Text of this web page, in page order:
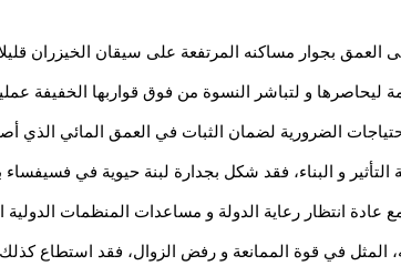
بجوار مساكنه المرتفعة على سيقان الخيزران
و لتباشر النسوة من فوق قواربها الخفيفة
الضرورية لضمان الثبات في العمق المائي الذي
و البناء، فقد شكل بجدارة لبنة حيوية في فسيفساء
عادة انتظار رعاية الدولة و مساعدات المنظمات الدولية
المثل في قوة الممانعة و رفض الزوال، فقد استطاع كذلك